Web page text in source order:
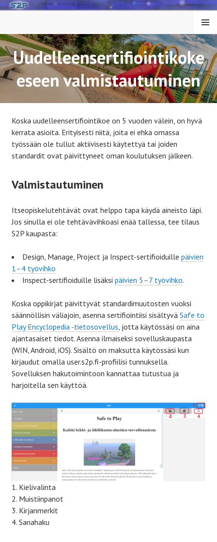
Siirry
VALIK
KO
Uudelleensertifiointikoke
eseen valmistautuminen
Koska uudelleensertifiointikoe on 5 vuoden välein, on hyvä
kerrata asioita. Erityisesti niitä, joita ei ehkä omassa
työssään ole tullut aktiivisesti käytettyä tai joiden
standardit ovat päivittyneet oman koulutuksen jälkeen.
Valmistautuminen
Itseopiskelutehtävät ovat helppo tapa käydä aineisto läpi.
Jos sinulla ei ole tehtävävihkoasi enää tallessa, tee tilaus
S2P kaupasta:
Design, Manage, Project ja Inspect-sertifioiduille päivien
1–4 työvihko
Inspect-sertifioiduille lisäksi päivien 5–7 työvihko.
Koska oppikirjat päivittyvät standardimuutosten vuoksi
säännöllisin väliajoin, asenna sertifiointiisi sisältyvä Safe to
Play Encyclopedia -tietosovellus , jotta käytössäsi on aina
ajantasaiset tiedot. Asenna ilmaiseksi sovelluskaupasta
(WIN, Android, iOS). Sisältö on maksutta käytössäsi kun
kirjaudut omalla user.s2p.fi-profiilisi tunnuksella.
Sovelluksen hakutoimintoon kannattaa tutustua ja
harjoitella sen käyttöä.
Kielivalinta
Muistiinpanot
Kirjanmerkit
Sanahaku